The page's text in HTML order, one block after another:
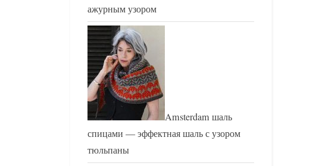
ажурным узором
Amsterdam шаль
спицами — эффектная шаль с узором
тюльпаны